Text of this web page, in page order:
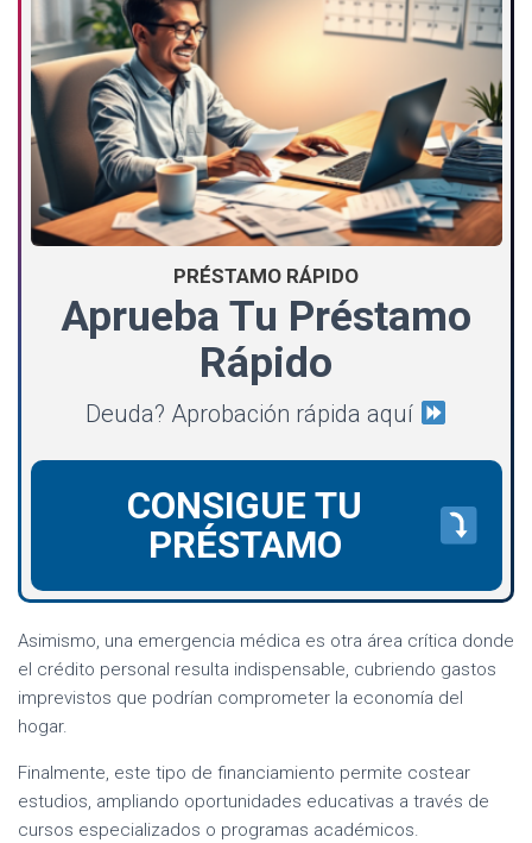
PRÉSTAMO RÁPIDO
Aprueba Tu Préstamo
Rápido
Deuda? Aprobación rápida aquí
CONSIGUE TU
PRÉSTAMO
Asimismo, una emergencia médica es otra área crítica donde
el crédito personal resulta indispensable, cubriendo gastos
imprevistos que podrían comprometer la economía del
hogar.
Finalmente, este tipo de financiamiento permite costear
estudios, ampliando oportunidades educativas a través de
cursos especializados o programas académicos.